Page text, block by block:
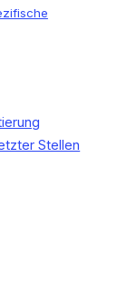
Stellen